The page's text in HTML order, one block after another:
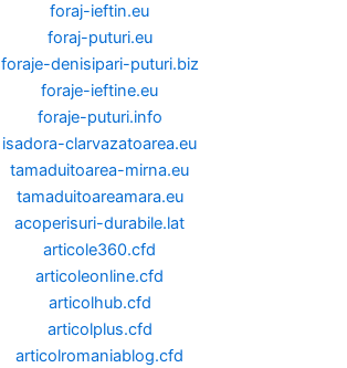
foraj-ieftin.eu
foraj-puturi.eu
foraje-denisipari-puturi.biz
foraje-ieftine.eu
foraje-puturi.info
isadora-clarvazatoarea.eu
tamaduitoarea-mirna.eu
tamaduitoareamara.eu
acoperisuri-durabile.lat
articole360.cfd
articoleonline.cfd
articolhub.cfd
articolplus.cfd
articolromaniablog.cfd